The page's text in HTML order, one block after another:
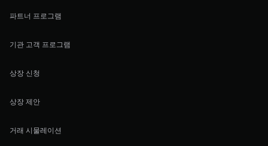
파트너 프로그램
기관 고객 프로그램
상장 신청
상장 제안
거래 시물레이션